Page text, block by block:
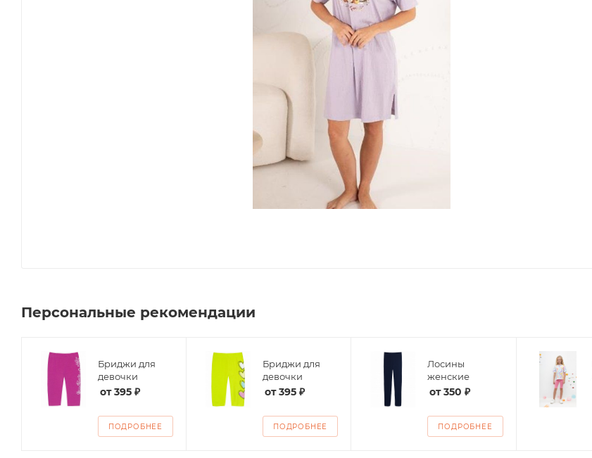
Персональные рекомендации
Бриджи для
девочки
от395 ₽
ПОДРОБНЕЕ
Бриджи для
девочки
от395 ₽
ПОДРОБНЕЕ
Лосины
женские
от350 ₽
ПОДРОБНЕЕ